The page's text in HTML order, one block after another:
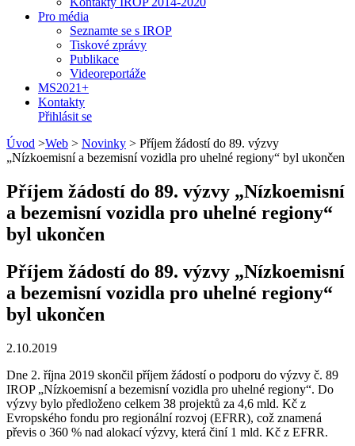
Pro média
Seznamte se s IROP
Tiskové zprávy
Publikace
Videoreportáže
MS2021+
Kontakty
Přihlásit se
Úvod >Web > Novinky > Příjem žádostí do 89. výzvy
„Nízkoemisní a bezemisní vozidla pro uhelné regiony“ byl ukončen
Příjem žádostí do 89. výzvy „Nízkoemisní
a bezemisní vozidla pro uhelné regiony“
byl ukončen
Příjem žádostí do 89. výzvy „Nízkoemisní
a bezemisní vozidla pro uhelné regiony“
byl ukončen
2.10.2019
Dne 2. října 2019 skončil příjem žádostí o podporu do výzvy č. 89
IROP „Nízkoemisní a bezemisní vozidla pro uhelné regiony“. Do
výzvy bylo předloženo celkem 38 projektů za 4,6 mld. Kč z
Evropského fondu pro regionální rozvoj (EFRR), což znamená
převis o 360 % nad alokací výzvy, která činí 1 mld. Kč z EFRR.